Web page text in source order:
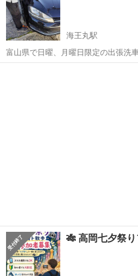
ます😄✨ また直接猫たちと触...
海王丸駅
富山県で日曜、月曜日限定の出張洗車
コーティング歴10年以上のプロ施工
🎋 高岡七夕祭